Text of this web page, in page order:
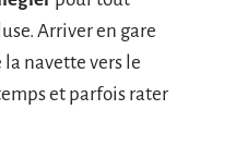
Arriver en gare
la navette vers le
et parfois rater